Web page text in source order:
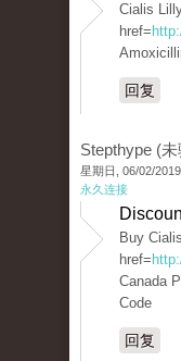
Cialis
href=
回复
Stepthype (
星期日, 06/02/
永久连接
Buy
href=
Canada
Code
回复